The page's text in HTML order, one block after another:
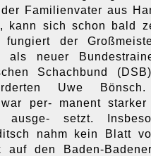
der Familienvater aus
kann sich schon bald
fungiert der
als neuer
Schachbund
Uwe
per- manent
ausge- setzt.
nahm kein Blatt
auf den Baden-